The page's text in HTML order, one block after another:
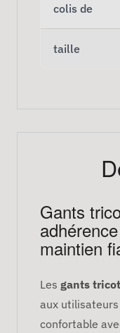
colis de
taille
Gants
maintien
Les gants
aux
confortable